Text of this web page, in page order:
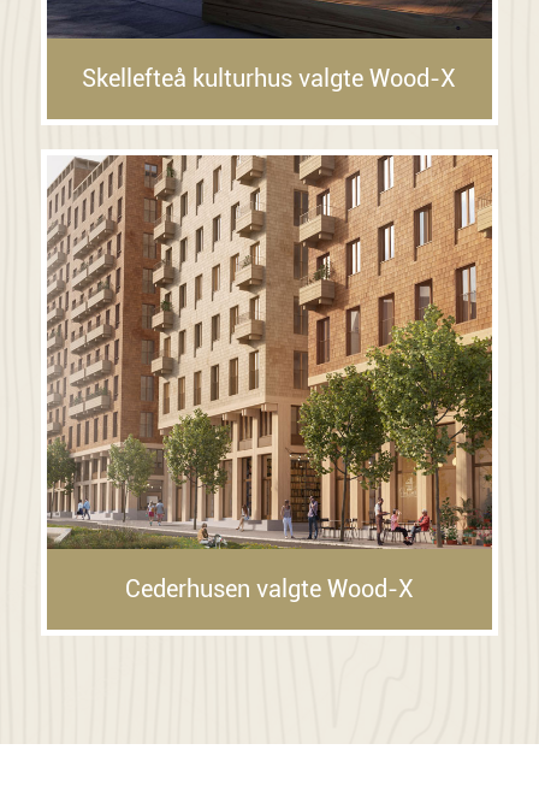
Skellefteå kulturhus valgte Wood-X
Cederhusen valgte Wood-X